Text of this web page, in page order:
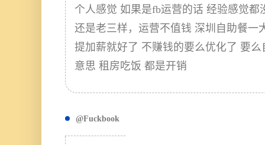
个人感觉 如果是fb运营的话 经验感觉
还是老三样，运营不值钱 深圳自助餐一
提加薪就好了 不赚钱的要么优化了 要
意思 租房吃饭 都是开销
@Fuckbook